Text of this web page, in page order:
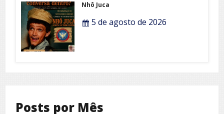
Nhô Juca
5 de agosto de 2026
Posts por Mês